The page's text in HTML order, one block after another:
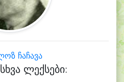
ჩაჩავა
სხვა ლექსები: